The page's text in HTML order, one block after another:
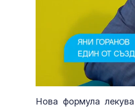
Loaded:
4.75%
Нова формула